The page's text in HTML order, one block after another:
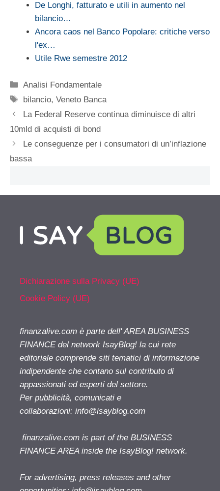
De Longhi, fatturato e utili in aumento nel
bilancio…
Ancora caos nel Banco Popolare: critiche verso
l'ex…
Utile Rwe semestre 2012
Categorie
Analisi Fondamentale
Tag
bilancio,Veneto Banca
La Federal Reserve continua diminuisce di altri
10mld di acquisti di bond
Le conseguenze per i consumatori di un’inflazione
bassa
Dichiarazione sulla Privacy (UE)
Cookie Policy (UE)
finanzalive.com è parte dell' AREA BUSINESS
FINANCE del network IsayBlog! la cui rete
editoriale comprende siti tematici di informazione
indipendente che contano sul contributo di
appassionati ed esperti del settore.
Per pubblicità, comunicati e
collaborazioni: info@isayblog.com
finanzalive.com is part of the BUSINESS
FINANCE AREA inside the IsayBlog! network.
For advertising, press releases and other